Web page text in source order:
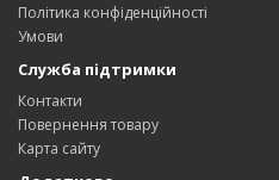
Політика конфіденційності
Умови
Служба підтримки
Контакти
Повернення товару
Карта сайту